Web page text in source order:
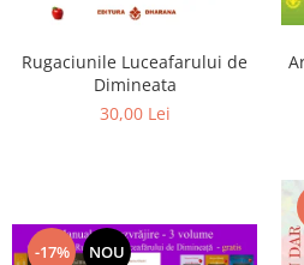
Rugaciunile Luceafarului de
Dimineata
30,00 Lei
-17% NOU